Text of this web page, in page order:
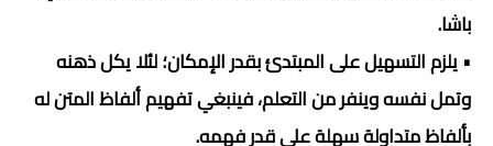
باشا.
• يلزم التسهيل على المبتدئ بقدر الإمكان؛ لئلا يكل ذهنه
وتمل نفسه وينفر من التعلم، فينبغي تفهيم ألفاظ المتن له
بألفاظ متداولة سهلة على قدر فهمه.